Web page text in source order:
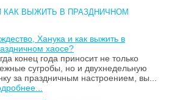
КАК ВЫЖИТЬ В ПРАЗДНИЧНОМ
Ханука и как выжить в
хаосе?
конец года приносит не только
сугробы, но и двухнедельную
за праздничным настроением, вы...